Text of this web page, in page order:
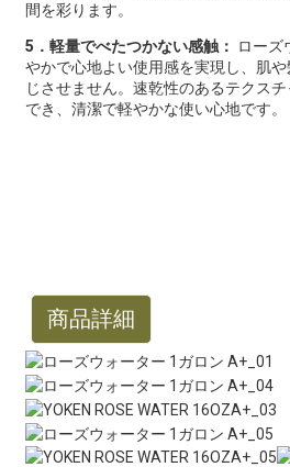
間を彩ります。
5．軽量でべたつかない感触：
ローズ
やかで心地よい使用感を実現し、肌
じさせません。速乾性のあるテクス
でき、清潔で軽やかな使い心地です。
商品詳細